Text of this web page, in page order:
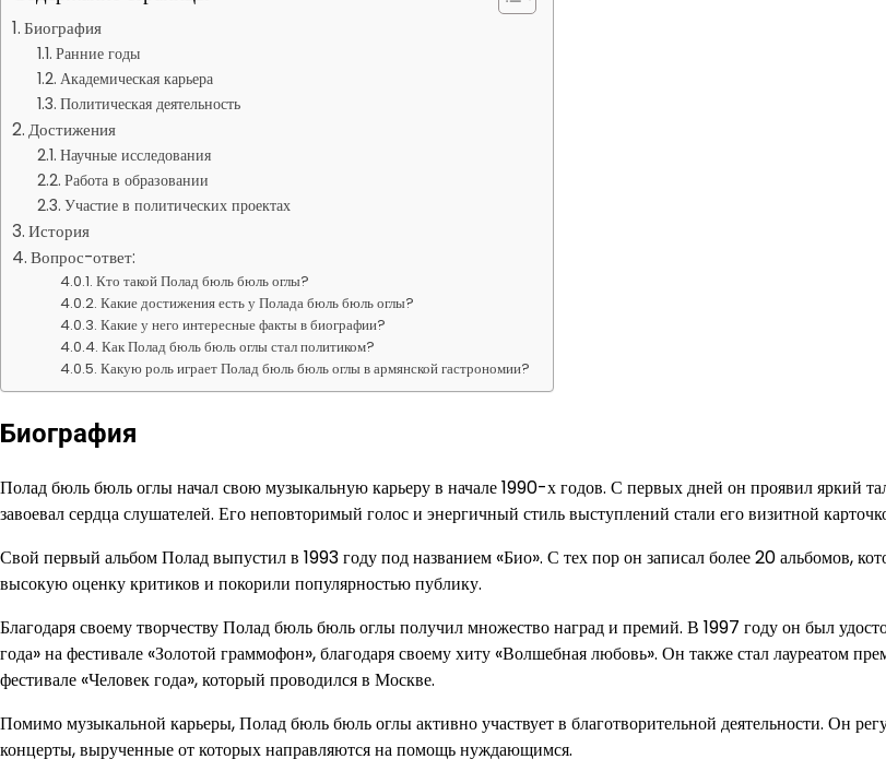
Биография
Ранние годы
Академическая карьера
Политическая деятельность
Достижения
Научные исследования
Работа в образовании
Участие в политических проектах
История
Вопрос-ответ:
Кто такой Полад бюль бюль оглы?
Какие достижения есть у Полада бюль бюль оглы?
Какие у него интересные факты в биографии?
Как Полад бюль бюль оглы стал политиком?
Какую роль играет Полад бюль бюль оглы в армянской гастрономии?
Биография
Полад бюль бюль оглы начал свою музыкальную карьеру в начале 1990-х годов. С первых дней он проявил яркий
завоевал сердца слушателей. Его неповторимый голос и энергичный стиль выступлений стали его визитной
Свой первый альбом Полад выпустил в 1993 году под названием «Био». С тех пор он записал более 20 альбомов,
высокую оценку критиков и покорили популярностью публику.
Благодаря своему творчеству Полад бюль бюль оглы получил множество наград и премий. В 1997 году он был
года» на фестивале «Золотой граммофон», благодаря своему хиту «Волшебная любовь». Он также стал лауреатом
фестивале «Человек года», который проводился в Москве.
Помимо музыкальной карьеры, Полад бюль бюль оглы активно участвует в благотворительной деятельности. Он
концерты, вырученные от которых направляются на помощь нуждающимся.